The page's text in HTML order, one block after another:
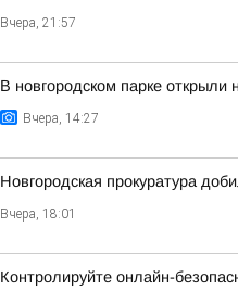
Вчера, 21:57
В новгородском парке
Вчера, 14:27
Новгородская прокуратура
Вчера, 18:01
Контролируйте онлайн-